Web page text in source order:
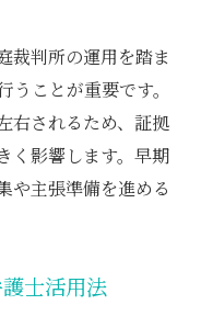
裁判所の運用を踏ま
ことが重要です。
右されるため、証拠
く影響します。早期
や主張準備を進める
士活用法